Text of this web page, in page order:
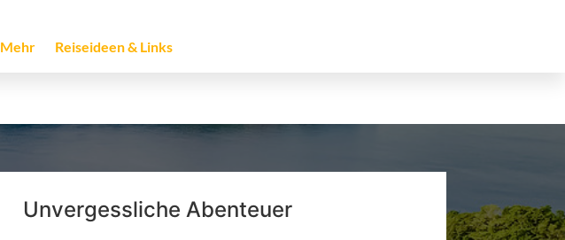
Mehr Reiseideen & Links
Unvergessliche Abenteuer